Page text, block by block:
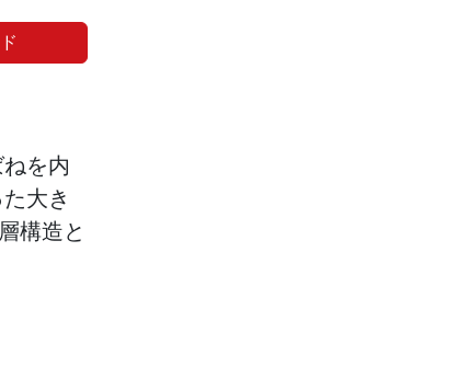
を内
大き
構造と